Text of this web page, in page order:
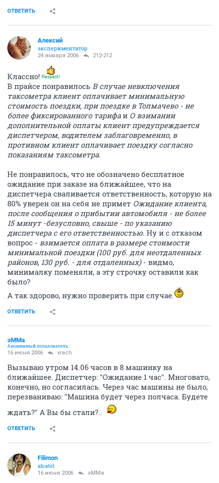
ОТВЕТИТЬ
Алексий
экспериментатор
24 января 2006 212-212
Классно!
В прайсе понравилось В случае невключения
таксометра клиент оплачивает минимальную
стоимость поездки, при поездке в Толмачево - не
более фиксированного тарифаи О взимании
дополнительной оплаты клиент предупреждается
диспетчером, водителем заблаговременно, в
противном клиент оплачивает поездку согласно
показаниям таксометра.
Не понравилось, что не обозначено бесплатное
ожидание при заказе на ближайшее, что на
диспетчера сваливается ответственность, которую на
80% уверен он на себя не примет Ожидание клиента,
после сообщения о прибытии автомобиля - не более
15 минут -безусловно, свыше - по указанию
диспетчера с его ответственностью. Ну и с отказом
вопрос - взимается оплата в размере стоимости
минимальной поездки (100 руб. для неотдаленных
районов, 130 руб. - для отдаленных)- видмо,
минималку поменяли, а эту строчку оставили как
было?
А так здорово, нужно проверить при случае.
ОТВЕТИТЬ
эММа
Анонимный пользователь
16 июня 2006 vrach
Вызываю утром 14.06 часов в 8 машинку на
ближайшее. Диспетчер: "Ожидание 1 час". Многовато,
конечно, но согласилась. Через час машины не было,
перезваниваю: "Машина будет через полчаса. Будете
ждать?" А Вы бы стали?..
ОТВЕТИТЬ
Filimon
alcatel
16 июня 2006 эММа